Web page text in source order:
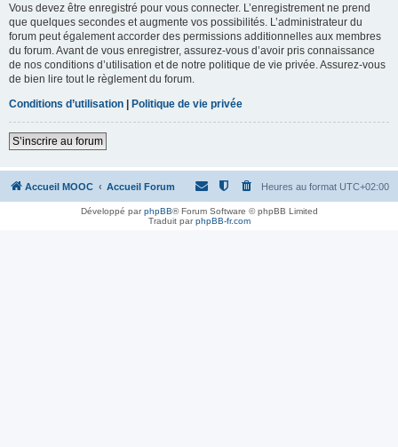
Vous devez être enregistré pour vous connecter. L’enregistrement ne prend
que quelques secondes et augmente vos possibilités. L’administrateur du
forum peut également accorder des permissions additionnelles aux membres
du forum. Avant de vous enregistrer, assurez-vous d’avoir pris connaissance
de nos conditions d’utilisation et de notre politique de vie privée. Assurez-vous
de bien lire tout le règlement du forum.
Conditions d’utilisation | Politique de vie privée
S’inscrire au forum
Accueil MOOC Accueil Forum Heures au format UTC+02:00
Développé parphpBB® Forum Software © phpBB Limited
Traduit parphpBB-fr.com